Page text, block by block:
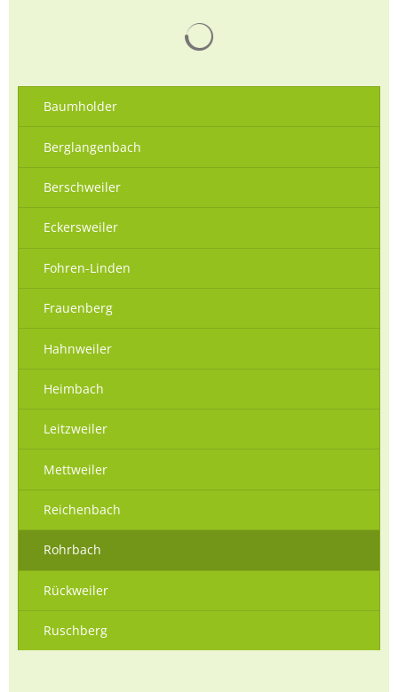
Baumholder
Berglangenbach
Berschweiler
Eckersweiler
Fohren-Linden
Frauenberg
Hahnweiler
Heimbach
Leitzweiler
Mettweiler
Reichenbach
Rohrbach
Rückweiler
Ruschberg